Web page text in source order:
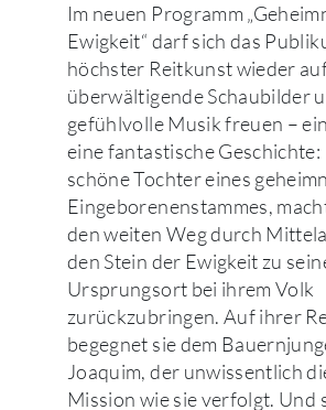
Im neuen Programm
Ewigkeit“ darf sich das
höchster Reitkunst wieder
überwältigende Schaubilder
gefühlvolle Musik freuen –
eine fantastische Geschichte:
schöne Tochter eines
Eingeborenenstammes,
den weiten Weg durch
den Stein der Ewigkeit zu
Ursprungsort bei ihrem Volk
zurückzubringen. Auf ihrer
begegnet sie dem
Joaquim, der unwissentlich
Mission wie sie verfolgt. Und